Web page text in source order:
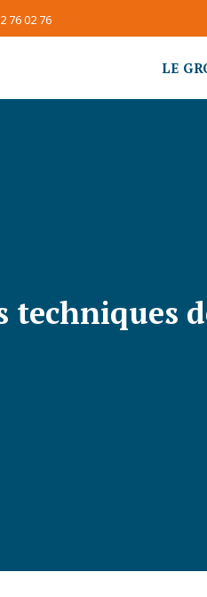
76 02 76
LE
techniques